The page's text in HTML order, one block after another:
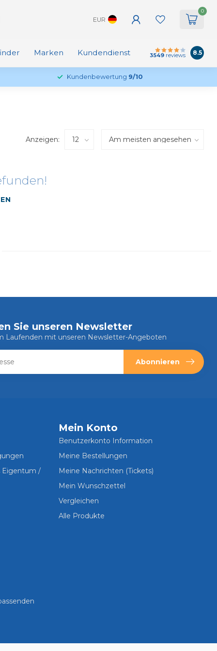
EUR
0
Marken Kundendienst 3549 reviews 8.5
Kundenbewertung 9/10
Anzeigen:
Sie unseren Newsletter
Laufenden mit unseren Newsletter-Angeboten
Abonnieren
Eigentum /
Mein Konto
Benutzerkonto Information
Meine Bestellungen
Meine Nachrichten (Tickets)
Mein Wunschzettel
Vergleichen
Alle Produkte